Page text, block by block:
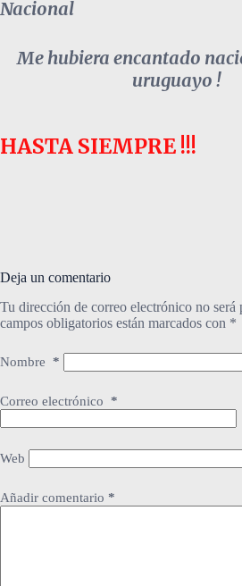
Nacional
Me hubiera encantado
uruguayo !
HASTA SIEMPRE !!!
Deja un comentario
Tu dirección de correo electrónico no será
campos obligatorios están marcados con *
Nombre *
Correo electrónico *
Web
Añadir comentario *